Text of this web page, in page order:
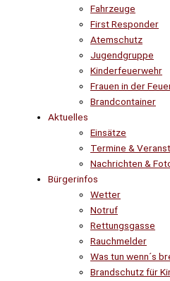
Fahrzeuge
First Responder
Atemschutz
Jugendgruppe
Kinderfeuerwehr
Frauen in der
Brandcontainer
Aktuelles
Einsätze
Termine &
Nachrichten &
Bürgerinfos
Wetter
Notruf
Rettungsgasse
Rauchmelder
Was tun wenn´s
Brandschutz für